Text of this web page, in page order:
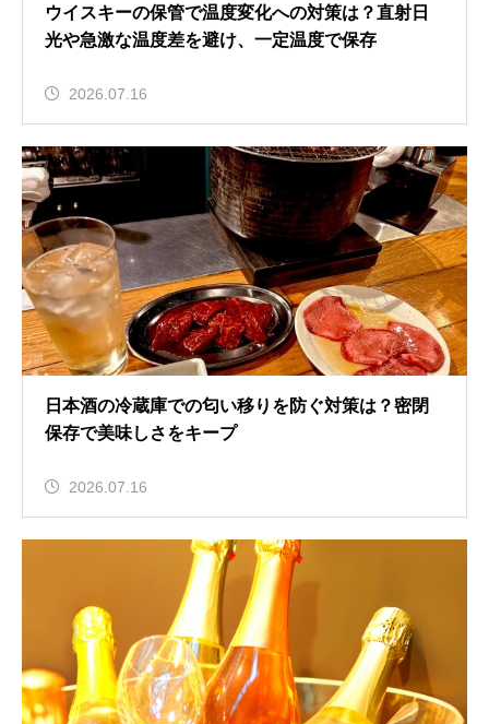
ウイスキーの保管で温度変化への対策は？直射日
光や急激な温度差を避け、一定温度で保存
2026.07.16
日本酒の冷蔵庫での匂い移りを防ぐ対策は？密閉
保存で美味しさをキープ
2026.07.16